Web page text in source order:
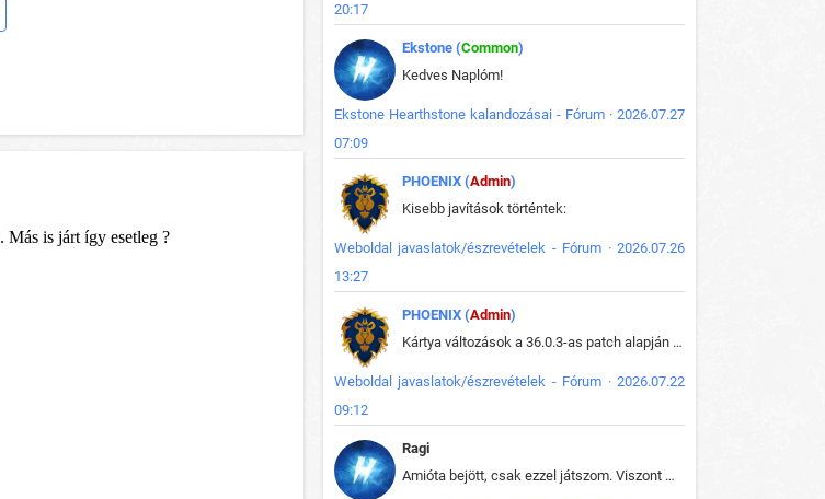
20:17
Ekstone (Common)
Kedves Naplóm!
Ekstone Hearthstone kalandozásai - Fórum · 2026.07.27
07:09
PHOENIX (Admin)
Kisebb javítások történtek:
Weboldal javaslatok/észrevételek - Fórum · 2026.07.26
13:27
PHOENIX (Admin)
Kártya változások a 36.0.3-as patch alapján frissítve az adatbázisban (képek is cserélve).
Weboldal javaslatok/észrevételek - Fórum · 2026.07.22
09:12
Ragi
Amióta bejött, csak ezzel játszom. Viszont mint minden más - akár az alapjáték is, ez is baromira összetett lett. Néha már pár kör után is esélytelen az egész. Vagy irreállisan túltápol valaki, vagy lelép a partner, vagy csak hülye mint a segg. És amikor eljönne az én időm, na akkor jön el mindenki másé is. Engem jobban érdekelne, hogy ki milyen ratingen szokott játszani. Na ez lenne egy érdekes adat.